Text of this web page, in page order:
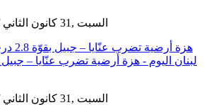
GMT 10:03 2026 السبت ,31 كانون الثاني / يناير
هزة أرضية تضرب عنّايا – جبيل بقوّة 2.8 درجات على مقياس ريختر
GMT 09:40 2026 السبت ,31 كانون الثاني / يناير